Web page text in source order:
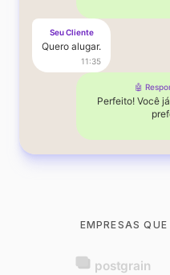
Seu Cliente
Quero alugar.
11:35
🤖
Perfeito! Você
EMPRESAS